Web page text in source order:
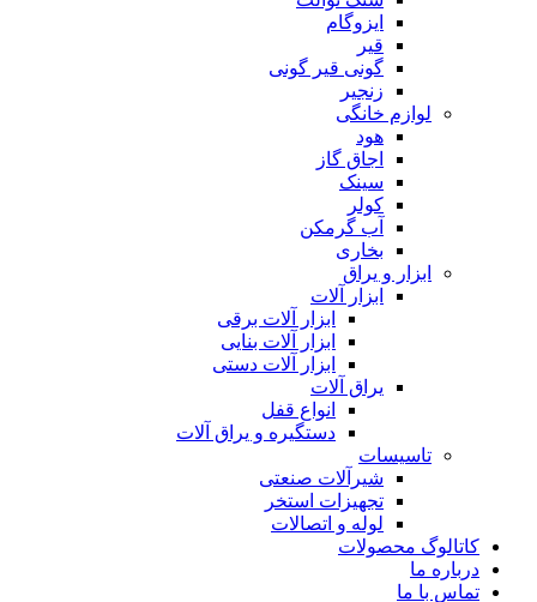
ایزوگام
قیر
گونی قیر گونی
زنجیر
لوازم خانگی
هود
اجاق گاز
سینک
کولر
آب گرمکن
بخاری
ابزار و یراق
ابزار آلات
ابزار آلات برقی
ابزار آلات بنایی
ابزار آلات دستی
یراق آلات
انواع قفل
دستگیره و یراق آلات
تاسیسات
شیرآلات صنعتی
تجهیزات استخر
لوله و اتصالات
کاتالوگ محصولات
درباره ما
تماس با ما